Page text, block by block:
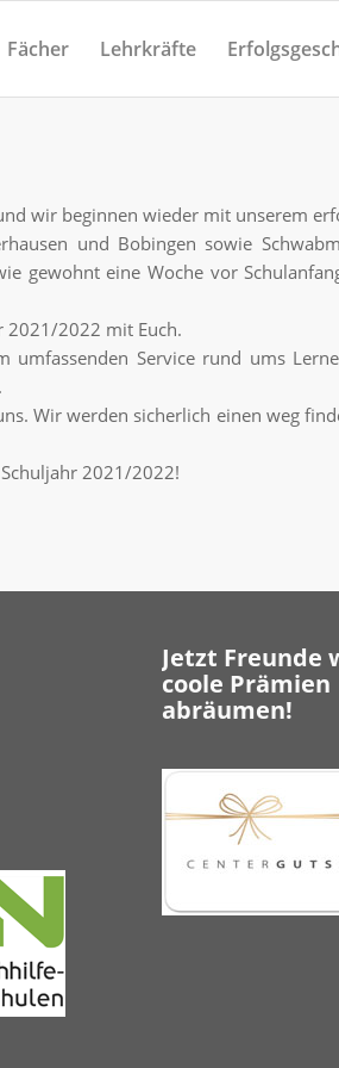
Fächer Lehrkräfte
wir beginnen wieder mit unserem
und Bobingen sowie
gewohnt eine Woche vor
2021/2022 mit Euch.
Service rund ums
Wir werden sicherlich einen weg
2021/2022!
Jetzt Freunde
coole Prämien
abräumen!